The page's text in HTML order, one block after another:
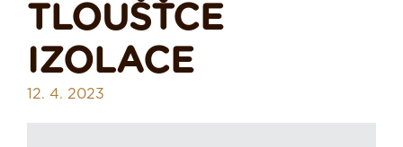
TLOUŠŤCE
IZOLACE
12. 4. 2023